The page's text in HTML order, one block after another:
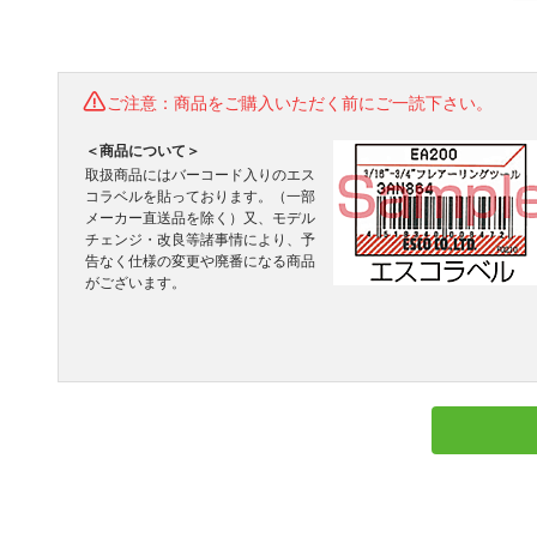
ご注意：商品をご購入いただく前にご一読下さい。
＜商品について＞
取扱商品にはバーコード入りのエス
コラベルを貼っております。（一部
メーカー直送品を除く）又、モデル
チェンジ・改良等諸事情により、予
告なく仕様の変更や廃番になる商品
がございます。